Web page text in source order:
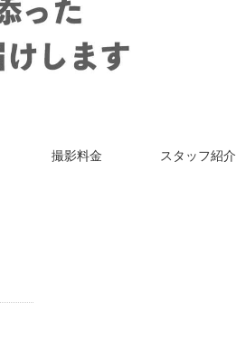
撮影料金 スタッフ紹介